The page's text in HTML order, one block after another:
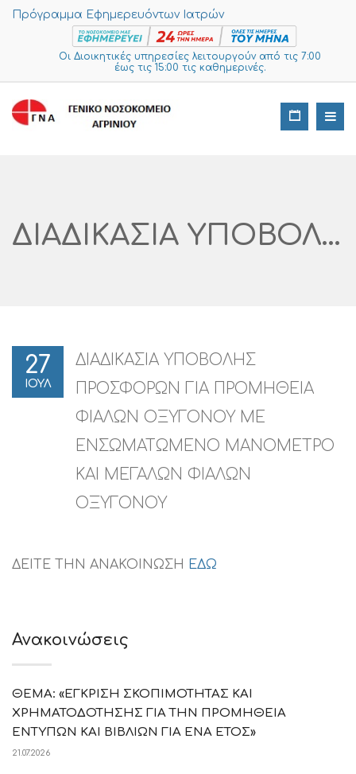
Πρόγραμμα Εφημερευόντων Ιατρών
Οι Διοικητικές υπηρεσίες λειτουργούν από τις 7:00
έως τις 15:00 τις καθημερινές.
ΔΙΑΔΙΚΑΣΙΑ ΥΠΟΒΟΛΗΣ ΠΡΟΣΦΟΡΩΝ ΓΙΑ ΠΡΟΜΗΘΕΙΑ ΦΙΑΛΩΝ ΟΞΥΓΟΝΟΥ ΜΕ ΕΝΣΩΜΑΤΩΜΕΝΟ ΜΑΝΟΜΕΤΡΟ ΚΑΙ ΜΕΓΑΛΩΝ ΦΙΑΛΩΝ ΟΞΥΓΟΝΟΥ
27
ΙΟΥΛ
ΔΙΑΔΙΚΑΣΙΑ ΥΠΟΒΟΛΗΣ
ΠΡΟΣΦΟΡΩΝ ΓΙΑ ΠΡΟΜΗΘΕΙΑ
ΦΙΑΛΩΝ ΟΞΥΓΟΝΟΥ ΜΕ
ΕΝΣΩΜΑΤΩΜΕΝΟ ΜΑΝΟΜΕΤΡΟ
ΚΑΙ ΜΕΓΑΛΩΝ ΦΙΑΛΩΝ
ΟΞΥΓΟΝΟΥ
ΔΕΙΤΕ ΤΗΝ ΑΝΑΚΟΙΝΩΣΗ ΕΔΩ
Ανακοινώσεις
ΘΕΜΑ: «ΕΓΚΡΙΣΗ ΣΚΟΠΙΜΟΤΗΤΑΣ ΚΑΙ
ΧΡΗΜΑΤΟΔΟΤΗΣΗΣ ΓΙΑ ΤΗΝ ΠΡΟΜΗΘΕΙΑ
ΕΝΤΥΠΩΝ ΚΑΙ ΒΙΒΛΙΩΝ ΓΙΑ ΕΝΑ ΕΤΟΣ»
21.07.2026